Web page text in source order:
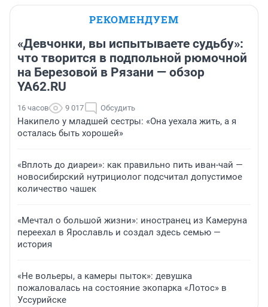
РЕКОМЕНДУЕМ
«Девчонки, вы испытываете судьбу»:
что творится в подпольной рюмочной
на Березовой в Рязани — обзор
YA62.RU
16 часов 9 017 Обсудить
Накипело у младшей сестры: «Она уехала жить, а я
осталась быть хорошей»
«Вплоть до диареи»: как правильно пить иван-чай —
новосибирский нутрициолог подсчитал допустимое
количество чашек
«Мечтал о большой жизни»: иностранец из Камеруна
переехал в Ярославль и создал здесь семью —
история
«Не вольеры, а камеры пыток»: девушка
пожаловалась на состояние экопарка «Лотос» в
Уссурийске